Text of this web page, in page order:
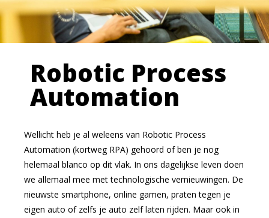
Robotic Process
Automation
Wellicht heb je al weleens van Robotic Process
Automation (kortweg RPA) gehoord of ben je nog
helemaal blanco op dit vlak. In ons dagelijkse leven doen
we allemaal mee met technologische vernieuwingen. De
nieuwste smartphone, online gamen, praten tegen je
eigen auto of zelfs je auto zelf laten rijden. Maar ook in